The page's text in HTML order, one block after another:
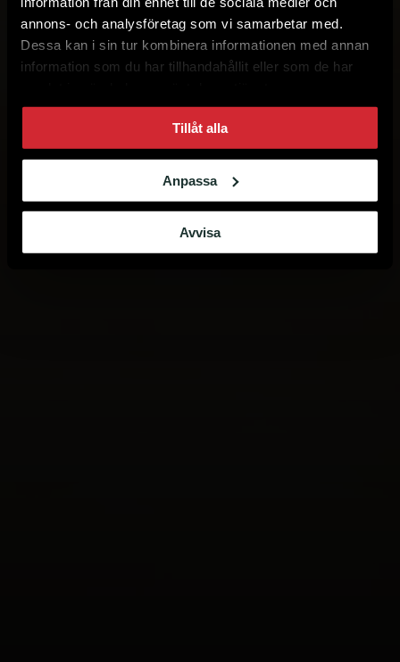
annons- och analysföretag som vi samarbetar med.
Dessa kan i sin tur kombinera informationen med annan
information som du har tillhandahållit eller som de har
Tillåt alla
Anpassa
Avvisa